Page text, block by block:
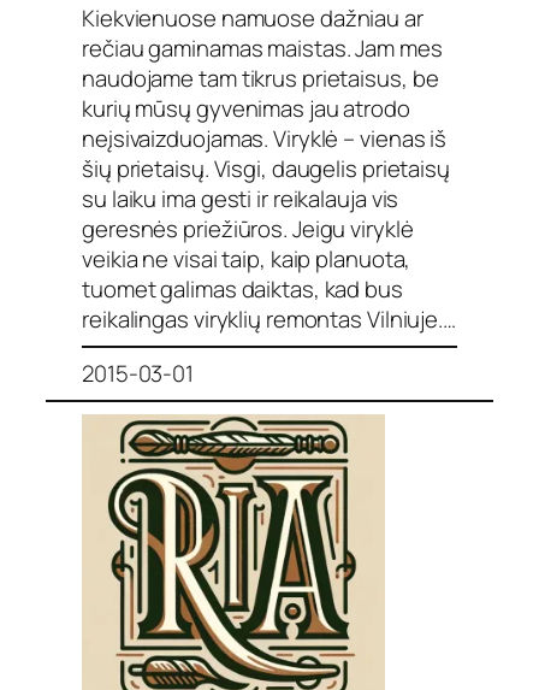
Kiekvienuose namuose dažniau ar
rečiau gaminamas maistas. Jam mes
naudojame tam tikrus prietaisus, be
kurių mūsų gyvenimas jau atrodo
neįsivaizduojamas. Viryklė – vienas iš
šių prietaisų. Visgi, daugelis prietaisų
su laiku ima gesti ir reikalauja vis
geresnės priežiūros. Jeigu viryklė
veikia ne visai taip, kaip planuota,
tuomet galimas daiktas, kad bus
reikalingas viryklių remontas Vilniuje.…
2015-03-01